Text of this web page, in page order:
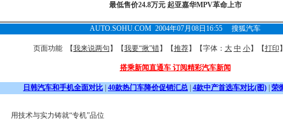
最低售价24.8万元 起亚嘉华MPV革命上市
AUTO.SOHU.COM 2004年07月08日16:55 搜狐汽车
页面功能 【我来说两句 】【我要“揪”错】【推荐】【字体： 大 中 小】【打印
搭乘新闻直通车 订阅精彩汽车新闻
日韩汽车和手机全面对比 40款热门车降价促销汇总 4款中产首选车对比(图) 荣
用技术与实力铸就“专机”品位